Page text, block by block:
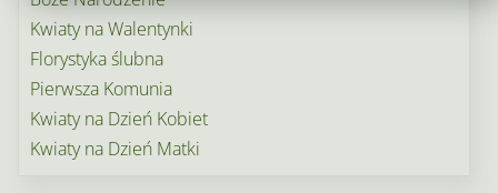
Kwiaty na Walentynki
Florystyka ślubna
Pierwsza Komunia
Kwiaty na Dzień Kobiet
Kwiaty na Dzień Matki